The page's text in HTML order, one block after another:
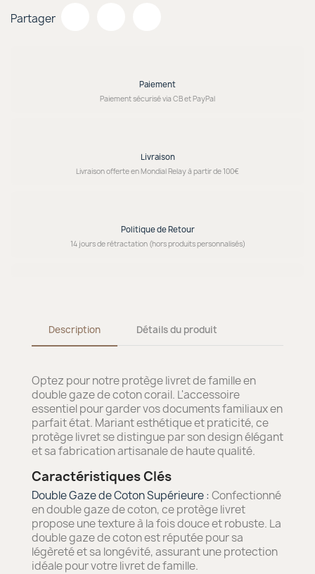
Partager
Paiement
Paiement sécurisé via CB et PayPal
Livraison
Livraison offerte en Mondial Relay à partir de 100€
Politique de Retour
14 jours de rétractation (hors produits personnalisés)
Description Détails du produit
Optez pour notre protège livret de famille en
double gaze de coton corail. L'accessoire
essentiel pour garder vos documents familiaux en
parfait état. Mariant esthétique et praticité, ce
protège livret se distingue par son design élégant
et sa fabrication artisanale de haute qualité.
Caractéristiques Clés
Double Gaze de Coton Supérieure : Confectionné
en double gaze de coton, ce protège livret
propose une texture à la fois douce et robuste. La
double gaze de coton est réputée pour sa
légèreté et sa longévité, assurant une protection
idéale pour votre livret de famille.